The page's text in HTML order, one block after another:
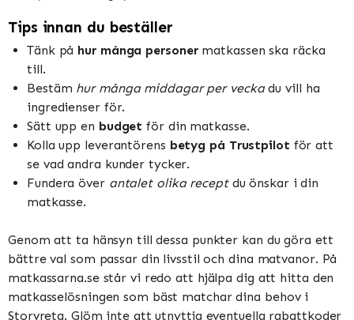
Tips innan du beställer
Tänk på hur många personermatkassen ska räcka
till.
Bestäm hur många middagar per veckadu vill ha
ingredienser för.
Sätt upp en budget för din matkasse.
Kolla upp leverantörens betyg på Trustpilot för att
se vad andra kunder tycker.
Fundera över antalet olika receptdu önskar i din
matkasse.
Genom att ta hänsyn till dessa punkter kan du göra ett
bättre val som passar din livsstil och dina matvanor. På
matkassarna.se står vi redo att hjälpa dig att hitta den
matkasselösningen som bäst matchar dina behov i
Storvreta. Glöm inte att utnyttja eventuella rabattkoder